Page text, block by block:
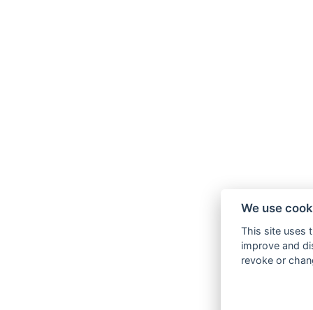
We use
This site uses
improve and
revoke or